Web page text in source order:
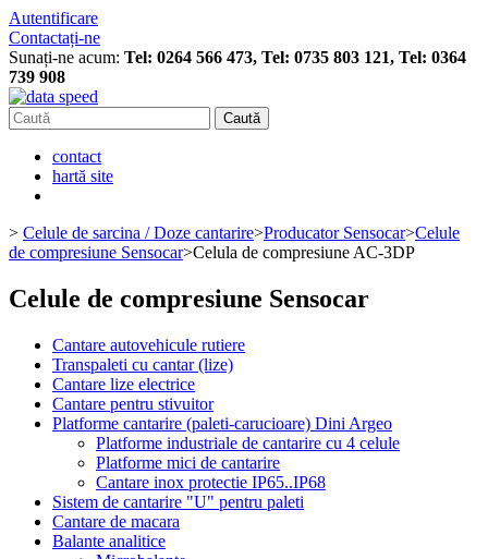
Autentificare
Contactați-ne
Sunați-ne acum: Tel: 0264 566 473, Tel: 0735 803 121, Tel: 0364
739 908
Caută
contact
hartă site
> Celule de sarcina / Doze cantarire>Producator Sensocar>Celule
de compresiune Sensocar>Celula de compresiune AC-3DP
Celule de compresiune Sensocar
Cantare autovehicule rutiere
Transpaleti cu cantar (lize)
Cantare lize electrice
Cantare pentru stivuitor
Platforme cantarire (paleti-carucioare) Dini Argeo
Platforme industriale de cantarire cu 4 celule
Platforme mici de cantarire
Cantare inox protectie IP65..IP68
Sistem de cantarire "U" pentru paleti
Cantare de macara
Balante analitice